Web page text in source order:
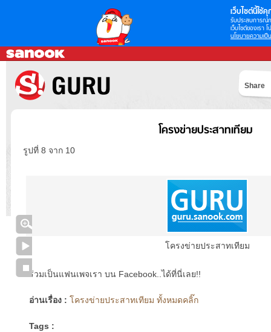
เว็บไซต์นี้ใช้คุ
รับประสบการณ์
เว็บไซต์ของเรา
นโยบายความเป็
Share
โครงข่ายประสาทเทียม
รูปที่ 8 จาก 10
โครงข่ายประสาทเทียม
ร่วมเป็นแฟนเพจเรา บน Facebook..ได้ที่นี่เลย!!
อ่านเรื่อง : โครงข่ายประสาทเทียม ทั้งหมดคลิ๊ก
Tags :